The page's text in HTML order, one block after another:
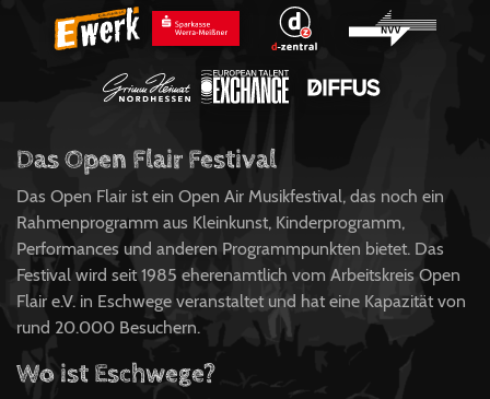
Das Open Flair Festival
Das Open Flair ist ein Open Air Musikfestival, das noch ein
Rahmenprogramm aus Kleinkunst, Kinderprogramm,
Performances und anderen Programmpunkten bietet. Das
Festival wird seit 1985 eherenamtlich vom Arbeitskreis Open
Flair e.V. in Eschwege veranstaltet und hat eine Kapazität von
rund 20.000 Besuchern.
Wo ist Eschwege?